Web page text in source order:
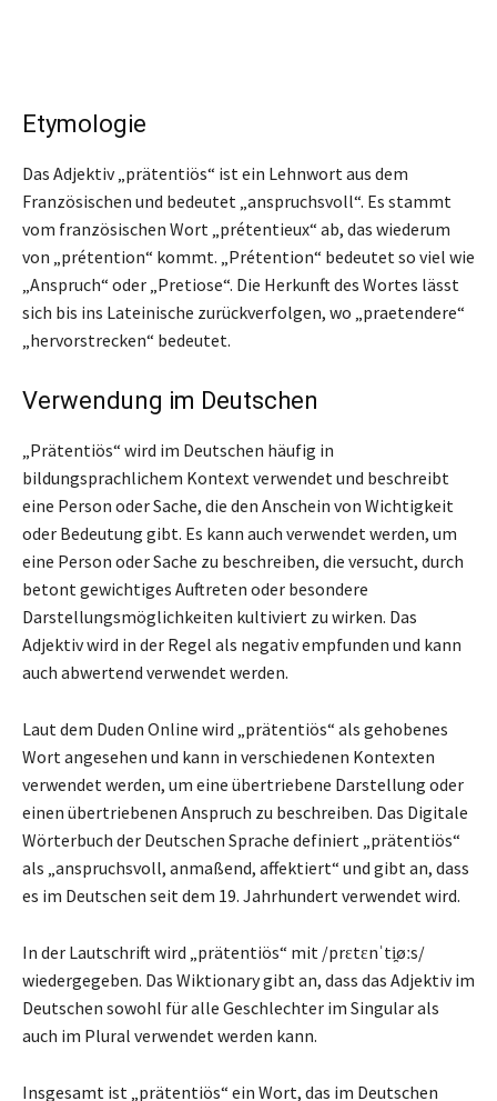
Etymologie
Das Adjektiv „prätentiös“ ist ein Lehnwort aus dem
Französischen und bedeutet „anspruchsvoll“. Es stammt
vom französischen Wort „prétentieux“ ab, das wiederum
von „prétention“ kommt. „Prétention“ bedeutet so viel wie
„Anspruch“ oder „Pretiose“. Die Herkunft des Wortes lässt
sich bis ins Lateinische zurückverfolgen, wo „praetendere“
„hervorstrecken“ bedeutet.
Verwendung im Deutschen
„Prätentiös“ wird im Deutschen häufig in
bildungsprachlichem Kontext verwendet und beschreibt
eine Person oder Sache, die den Anschein von Wichtigkeit
oder Bedeutung gibt. Es kann auch verwendet werden, um
eine Person oder Sache zu beschreiben, die versucht, durch
betont gewichtiges Auftreten oder besondere
Darstellungsmöglichkeiten kultiviert zu wirken. Das
Adjektiv wird in der Regel als negativ empfunden und kann
auch abwertend verwendet werden.
Laut dem Duden Online wird „prätentiös“ als gehobenes
Wort angesehen und kann in verschiedenen Kontexten
verwendet werden, um eine übertriebene Darstellung oder
einen übertriebenen Anspruch zu beschreiben. Das Digitale
Wörterbuch der Deutschen Sprache definiert „prätentiös“
als „anspruchsvoll, anmaßend, affektiert“ und gibt an, dass
es im Deutschen seit dem 19. Jahrhundert verwendet wird.
In der Lautschrift wird „prätentiös“ mit /prɛtɛnˈti̯øːs/
wiedergegeben. Das Wiktionary gibt an, dass das Adjektiv im
Deutschen sowohl für alle Geschlechter im Singular als
auch im Plural verwendet werden kann.
Insgesamt ist „prätentiös“ ein Wort, das im Deutschen